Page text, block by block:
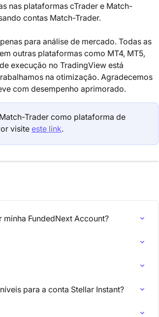
nas plataformas cTrader e Match-
contas Match-Trader.
para análise de mercado. Todas as
outras plataformas como MT4, MT5,
execução no TradingView está
na otimização. Agradecemos
com desempenho aprimorado.
Trader como plataforma de
visite este link.
FundedNext Account?
para a conta Stellar Instant?